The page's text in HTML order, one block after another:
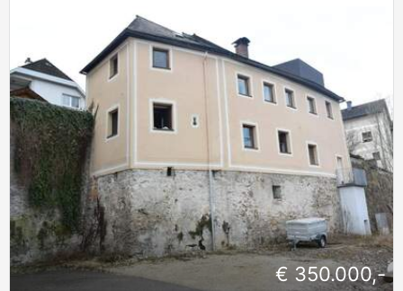
€ 350.000,-